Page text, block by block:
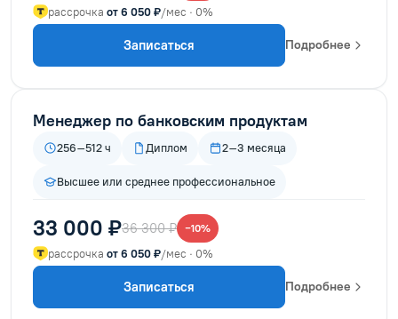
рассрочка от 6 050 ₽/мес · 0%
Записаться Подробнее
Менеджер по банковским продуктам
256–512 ч Диплом 2–3 месяца
Высшее или среднее профессиональное
33 000 ₽36 300 ₽ −10%
рассрочка от 6 050 ₽/мес · 0%
Записаться Подробнее